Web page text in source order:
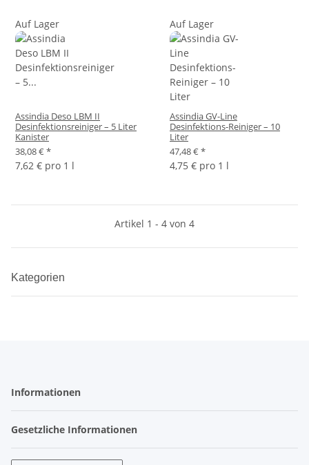
Auf Lager
Assindia Deso LBM II
Desinfektionsreiniger – 5 Liter
Kanister
38,08 € *
7,62 € pro 1 l
Auf Lager
Assindia GV-Line
Desinfektions-Reiniger – 10
Liter
47,48 € *
4,75 € pro 1 l
Artikel 1 - 4 von 4
Kategorien
Informationen
Gesetzliche Informationen